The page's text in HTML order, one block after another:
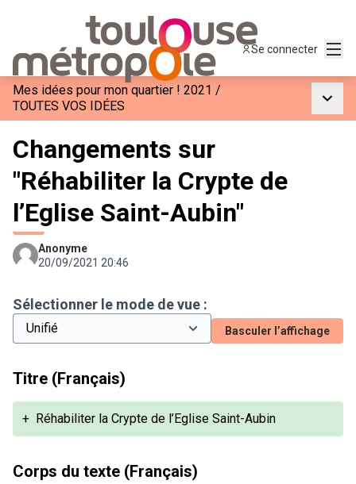
Se connecter
Mes idées pour mon quartier ! 2021 /
TOUTES VOS IDÉES
Changements sur
"Réhabiliter la Crypte de
l’Eglise Saint-Aubin"
Anonyme
20/09/2021 20:46
Sélectionner le mode de vue :
Basculer l’affichage
Titre (Français)
+ Réhabiliter la Crypte de l’Eglise Saint-Aubin
Corps du texte (Français)